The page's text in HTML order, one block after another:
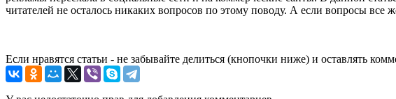
читателей не осталось никаких вопросов по этому поводу. А если вопросы все
Если нравятся статьи - не забывайте делиться (кнопочки ниже) и оставлять